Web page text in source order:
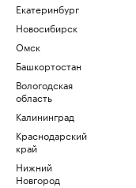
Екатеринбург
Новосибирск
Омск
Башкортостан
Вологодская
область
Калининград
Краснодарский
край
Нижний
Новгород